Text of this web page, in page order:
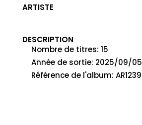
ARTISTE
DESCRIPTION
Nombre de titres: 15
Année de sortie: 2025/09/05
Référence de l'album: AR1239